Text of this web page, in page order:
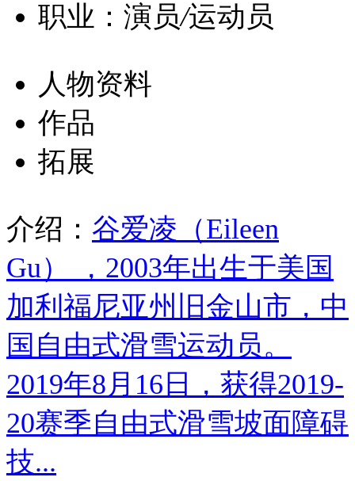
职业：演员/运动员
人物资料
作品
拓展
介绍： 谷爱凌（Eileen
Gu） ，2003年出生于美国
加利福尼亚州旧金山市，中
国自由式滑雪运动员。
2019年8月16日，获得2019-
20赛季自由式滑雪坡面障碍
技...